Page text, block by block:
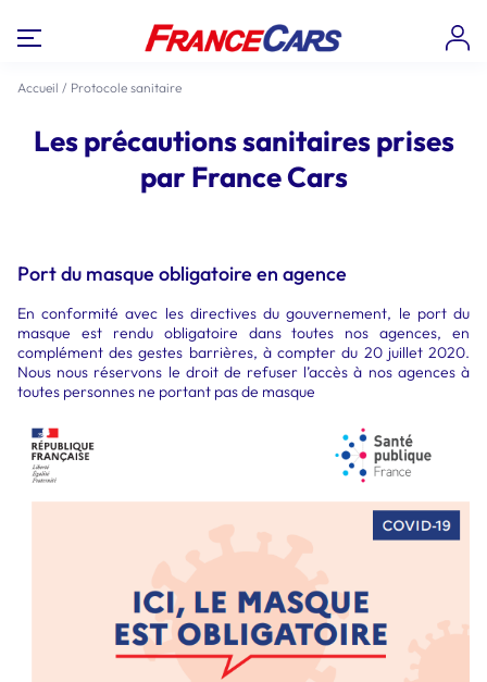
Accueil / Protocole sanitaire
Les précautions sanitaires prises
par France Cars
Port du masque obligatoire en agence
En conformité avec les directives du gouvernement, le port du
masque est rendu obligatoire dans toutes nos agences, en
complément des gestes barrières, à compter du 20 juillet 2020.
Nous nous réservons le droit de refuser l’accès à nos agences à
toutes personnes ne portant pas de masque